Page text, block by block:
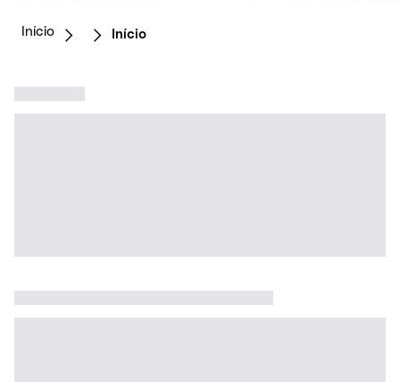
Início Início